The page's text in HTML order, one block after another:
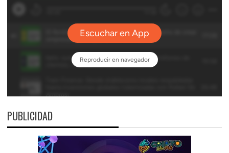
PUBLICIDAD